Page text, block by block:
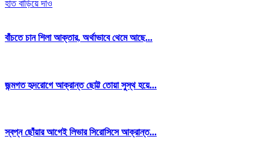
হাত বাড়িয়ে দাও
বাঁচতে চান শিলা আক্তার, অর্থাভাবে থেমে আছে...
জন্মগত হৃদরোগে আক্রান্ত ছোট্ট তোয়া সুস্থ হয়ে...
স্বপ্ন ছোঁয়ার আগেই লিভার সিরোসিসে আক্রান্ত...